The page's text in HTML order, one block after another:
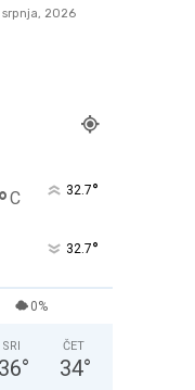
srpnja, 2026
°C 32.7°
32.7°
0%
SRI
36°
ČET
34°